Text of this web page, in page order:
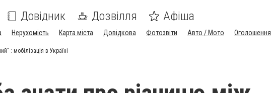
Довідник Дозвілля Афіша
Нерухомість Карта міста Довідкова Фотозвіти Авто / Мото Оголошення
: мобілізація в Україні